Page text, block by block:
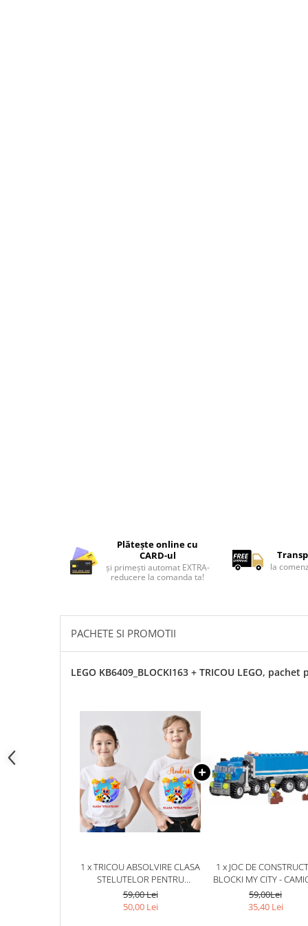
Cadouri GRAVIDE
Cadouri pentru sportivi
Cadouri pentru Sfânta Maria
Plătește online cu
CARD-ul
și primești automat EXTRA-
reducere la comanda ta!
la
PACHETE SI PROMOTII
LEGO KB6409_BLOCKI163 + TRICOU LEGO, pachet
1 x TRICOU ABSOLVIRE CLASA
STELUTELOR PENTRU
EDUCATOARE, ELEVI CLASA 4
SAU GRADINITA ABS10894
59,00 Lei
50,00 Lei
1 x JOC DE
BLOCKI MY CITY -
(163 PIESE)
59,00Lei
35,40 Lei